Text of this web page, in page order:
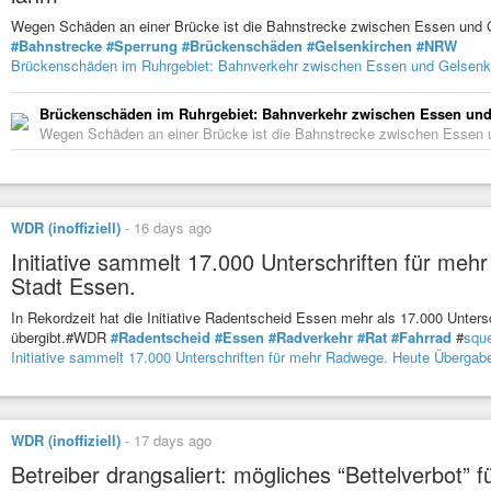
Wegen Schäden an einer Brücke ist die Bahnstrecke zwischen Essen
#Bahnstrecke #Sperrung #Brückenschäden #Gelsenkirchen #NRW
Brückenschäden im Ruhrgebiet: Bahnverkehr zwischen Essen und
Brückenschäden im Ruhrgebiet: Bahnverkehr zwischen Essen
Wegen Schäden an einer Brücke ist die Bahnstrecke zwischen
WDR (inoffiziell) - 16 days ago
Initiative sammelt 17.000 Unterschriften für
Stadt Essen.
In Rekordzeit hat die Initiative Radentscheid Essen mehr als 17.000
übergibt.#WDR #Radentscheid #Essen #Radverkehr #Rat #Fahrrad #
Initiative sammelt 17.000 Unterschriften für mehr Radwege. Heute
WDR (inoffiziell) - 17 days ago
Betreiber drangsaliert: mögliches “Bettelverbot”